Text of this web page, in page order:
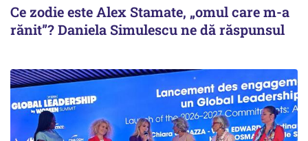
Ce zodie este Alex Stamate, „omul care m-a
rănit”? Daniela Simulescu ne dă răspunsul